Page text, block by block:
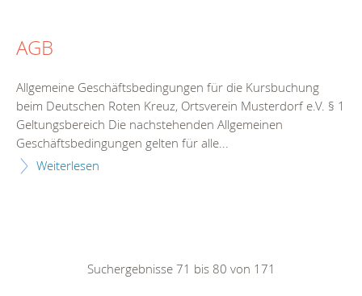
AGB
Allgemeine Geschäftsbedingungen für die Kursbuchung
beim Deutschen Roten Kreuz, Ortsverein Musterdorf e.V. § 1
Geltungsbereich Die nachstehenden Allgemeinen
Geschäftsbedingungen gelten für alle...
Weiterlesen
Suchergebnisse 71 bis 80 von 171